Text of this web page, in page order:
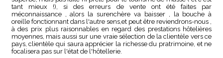
tant mieux !), si des erreurs de vente ont été faites par
méconnaissance , alors la surenchère va baisser , la bouche à
oreille fonctionnant dans l'autre sens,et peut être reviendrons-nous ,
à des prix plus raisonnables en regard des prestations hôtelières
moyennes, mais aussi sur une vraie sélection de la clientèle vers ce
pays, clientèle qui saura apprécier la richesse du pratrimoine, et ne
focalisera pas sur l'état de l'hôtellerie.